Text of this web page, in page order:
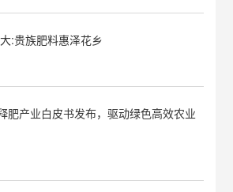
:贵族肥料惠泽花乡
肥产业白皮书发布，驱动绿色高效农业